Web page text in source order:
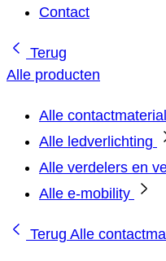
Contact
Terug
Alle producten
Alle
Alle ledverlichting
Alle verdelers en
Alle e-mobility
Terug Alle